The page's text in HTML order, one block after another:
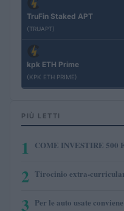
TruFin Staked APT
(TRUAPT)
kpk ETH Prime
(KPK ETH PRIME)
PIÙ LETTI
1 COME INVESTIRE 500
2 Tirocinio extra-
3 Per le auto usate